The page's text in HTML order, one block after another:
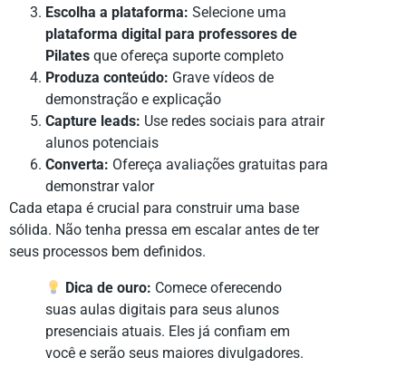
Escolha a plataforma: Selecione uma
plataforma digital para professores de
Pilates que ofereça suporte completo
Produza conteúdo: Grave vídeos de
demonstração e explicação
Capture leads: Use redes sociais para atrair
alunos potenciais
Converta: Ofereça avaliações gratuitas para
demonstrar valor
Cada etapa é crucial para construir uma base
sólida. Não tenha pressa em escalar antes de ter
seus processos bem definidos.
Dica de ouro: Comece oferecendo
suas aulas digitais para seus alunos
presenciais atuais. Eles já confiam em
você e serão seus maiores divulgadores.